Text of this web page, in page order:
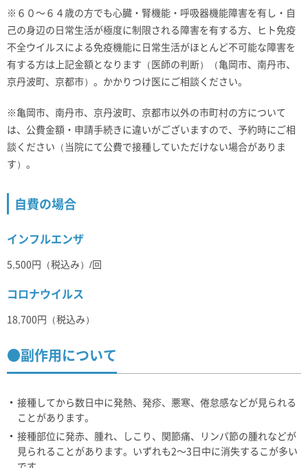
※６０～６４歳の方でも心臓・腎機能・呼吸器機能障害を有し・自
己の身辺の日常生活が極度に制限される障害を有する方、ヒト免疫
不全ウイルスによる免疫機能に日常生活がほとんど不可能な障害を
有する方は上記金額となります（医師の判断）（亀岡市、南丹市、
京丹波町、京都市）。かかりつけ医にご相談ください。
※亀岡市、南丹市、京丹波町、京都市以外の市町村の方について
は、公費金額・申請手続きに違いがございますので、予約時にご相
談ください（当院にて公費で接種していただけない場合がありま
す）。
自費の場合
インフルエンザ
5,500円（税込み）/回
コロナウイルス
18,700円（税込み）
●副作用について
接種してから数日中に発熱、発疹、悪寒、倦怠感などが見られる
ことがあります。
接種部位に発赤、腫れ、しこり、関節痛、リンパ節の腫れなどが
見られることがあります。いずれも2～3日中に消失するこが多い